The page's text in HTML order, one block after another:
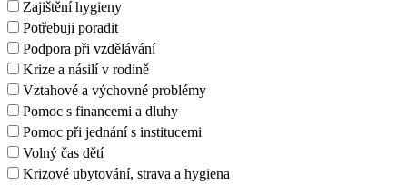
Zajištění hygieny
Potřebuji poradit
Podpora při vzdělávání
Krize a násilí v rodině
Vztahové a výchovné problémy
Pomoc s financemi a dluhy
Pomoc při jednání s institucemi
Volný čas dětí
Krizové ubytování, strava a hygiena